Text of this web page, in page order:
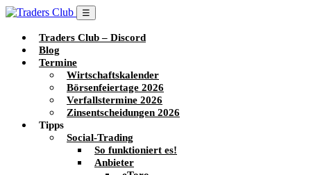
☰
Traders Club – Discord
Blog
Termine
Wirtschaftskalender
Börsenfeiertage 2026
Verfallstermine 2026
Zinsentscheidungen 2026
Tipps
Social-Trading
So funktioniert es!
Anbieter